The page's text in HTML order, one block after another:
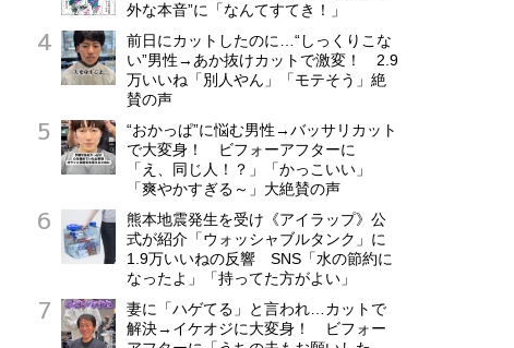
外な本音”に「なんてすてき！」
前日にカットしたのに…“しっくりこな
い”男性→あか抜けカットで激変！ 2.9
万いいね「別人やん」「モテそう」絶
賛の声
“おかっぱ”に悩む男性→バッサリカット
で大変身！ ビフォーアフターに
「え、同じ人！？」「かっこいい」
「爽やかすぎる～」大絶賛の声
熊本地震発生を受け《アイラップ》公
式が紹介「ウォッシャブルタンク」に
1.9万いいねの反響 SNS「水の節約に
なったよ」「持ってた方がよい」
妻に「ハゲてる」と言われ…カットで
解決→イケオジに大変身！ ビフォー